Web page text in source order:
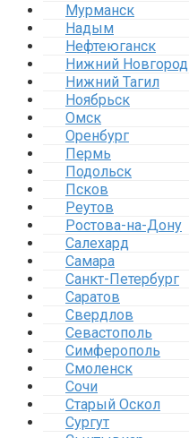
Мурманск
Надым
Нефтеюганск
Нижний Новгород
Нижний Тагил
Ноябрьск
Омск
Оренбург
Пермь
Подольск
Псков
Реутов
Ростова-на-Дону
Салехард
Самара
Санкт-Петербург
Саратов
Свердлов
Севастополь
Симферополь
Смоленск
Сочи
Старый Оскол
Сургут